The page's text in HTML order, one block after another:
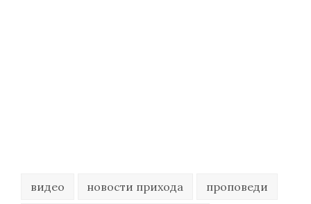
видео новости прихода проповеди